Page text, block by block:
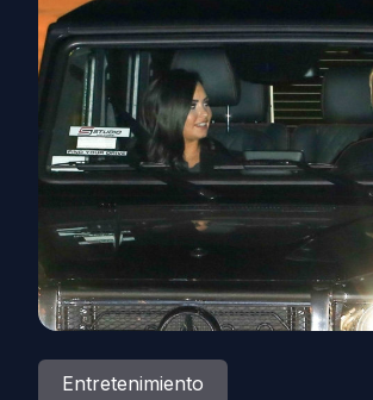
Entretenimiento